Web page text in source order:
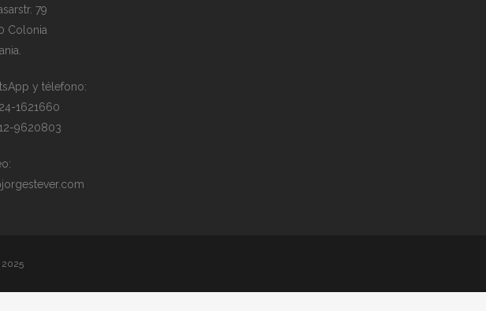
79
Colonia
y télefono:
1621660
9620803